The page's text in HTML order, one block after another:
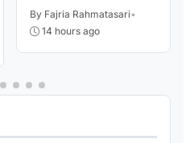
Gelar Bina Talenta
Indonesia
By Fajria Rahmatasari•
14 hours ago